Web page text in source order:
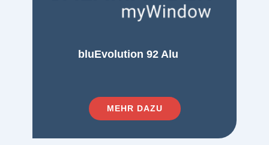
bluEvolution 92 Alu
MEHR DAZU